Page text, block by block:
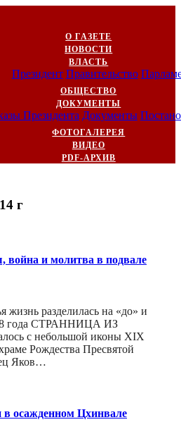
О ГАЗЕТЕ
НОВОСТИ
ВЛАСТЬ
Президент Правительство
ОБЩЕСТВО
ДОКУМЕНТЫ
Президента Документы
ФОТОГАЛЕРЕЯ
ВИДЕО
PDF-АРХИВ
г
война и молитва в подвале
жизнь разделилась на «до» и
года СТРАННИЦА ИЗ
с небольшой иконы XIX
Рождества Пресвятой
Яков…
осажденном Цхинвале